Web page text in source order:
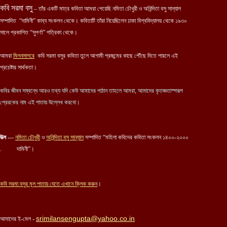
কবি সরমা বসু– তাঁর একটি মাত্র কবিতা আমরা পেয়েছি নমিতা চৌধুরী ও অনিন্দিতা বসু সান্যাল
সম্পাদিত “দামিনী” কাব্য সংকলন থেকে। কবিতাটি তাঁরা নিয়েছিলেন ঢাকা বিশ্ববিদ্যালয় থেকে ১৯৩০
সালে প্রকাশিত “সুপর্ণা” পত্রিকা থেকে।
আমরামিলনসাগরে কবি সরমা বসুর কবিতা তুলে আগামী প্রজন্মের কাছে পৌঁছে দিতে পারলে এই
প্রচেষ্টার সার্থকতা।
কবির জীবন সম্বন্ধে আরও তথ্য যদি কেউ আমাদের পাঠান তাহলে আমরা, আমাদের কৃতজ্ঞতাস্পরূপ
প্রেরকের নাম এই পাতায় উল্লেখ করবো।
উত্স--- নমিতা চৌধুরীও অনিন্দিতা বসু সান্যাল সম্পাদিত “মহিলা কবিদের কবিতা সংকলন ১৪০০-২০০০
. দামিনী”।
কবি সরমা বসুর মূল পাতায় যেতে এখানে ক্লিক করুন।
আমাদের ই-মেল - srimilansengupta@yahoo.co.in